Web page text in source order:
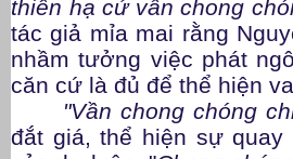
thiên hạ cứ vần chong
tác giả mỉa mai rằng
nhầm tưởng việc phát
căn cứ là đủ để thể hiện
"Vần chong chóng
đắt giá, thể hiện sự